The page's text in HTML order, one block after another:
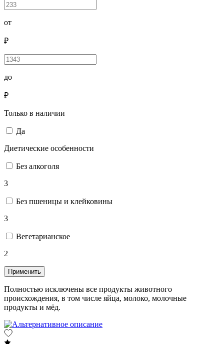
от
₽
до
₽
Только в наличии
Да
Диетические особенности
Без алкоголя
3
Без пшеницы и клейковины
3
Вегетарианское
2
Применить
Полностью исключены все продукты животного
происхождения, в том числе яйца, молоко, молочные
продукты и мёд.